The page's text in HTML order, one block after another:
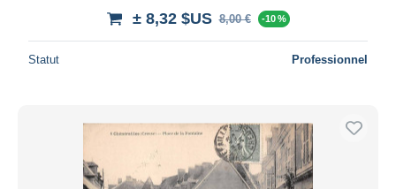
± 8,32 $US 8,00 € -10 %
Statut Professionnel